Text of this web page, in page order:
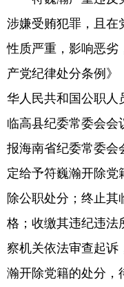
涉嫌受贿犯罪，且在
性质严重，影响恶
产党纪律处分条例
华人民共和国公职
临高县纪委常委会会
报海南省纪委常委
定给予符巍瀚开除
除公职处分；终止
格；收缴其违纪违法
察机关依法审查起诉
瀚开除党籍的处分，